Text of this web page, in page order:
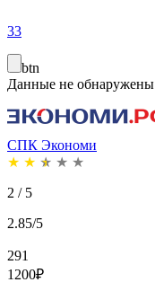
33
btn
Данные не обнаружены
СПК Экономи
★ ★ ★ ★ ★
2 / 5
2.85/5
291
1200₽